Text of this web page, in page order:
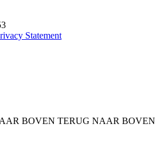
Statement
BOVEN TERUG NAAR BOVEN